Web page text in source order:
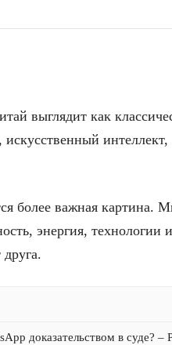
выглядит как
более важная картина.
энергия,
доказательством в суде? –